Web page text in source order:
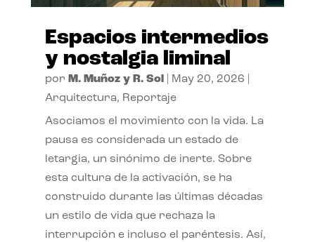
Espacios intermedios
y nostalgia liminal
por M. Muñoz y R. Sol| May 20, 2026
Arquitectura, Reportaje
Asociamos el movimiento con la vida. La
pausa es considerada un estado de
letargia, un sinónimo de inerte. Sobre
esta cultura de la activación, se ha
construido durante las últimas décadas
un estilo de vida que rechaza la
interrupción e incluso el paréntesis. Así,